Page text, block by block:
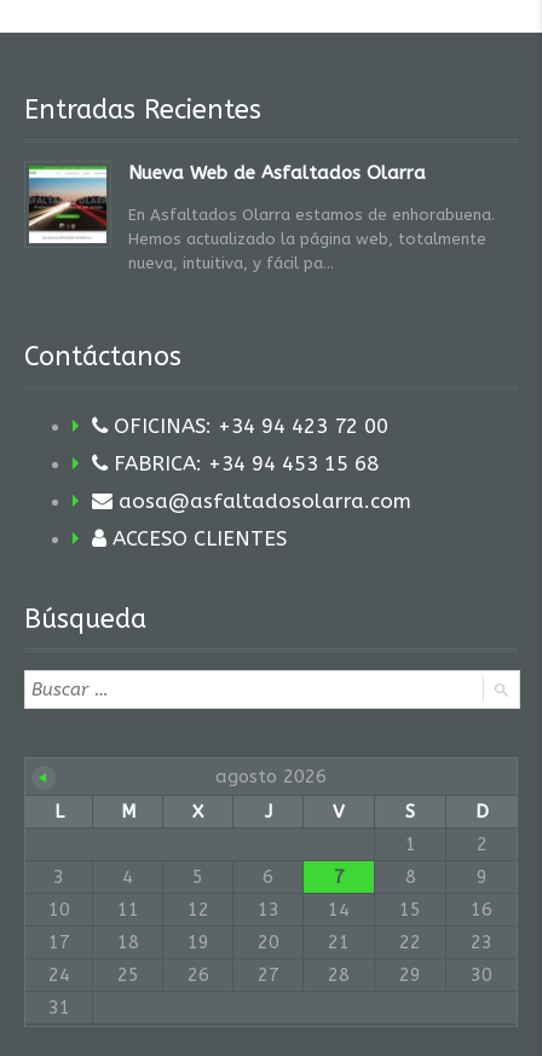
Entradas Recientes
Nueva Web de Asfaltados Olarra
En Asfaltados Olarra estamos de enhorabuena.
Hemos actualizado la página web, totalmente
nueva, intuitiva, y fácil pa
Contáctanos
OFICINAS: +34 94 423 72 00
FABRICA: +34 94 453 15 68
aosa@asfaltadosolarra.com
ACCESO CLIENTES
Búsqueda
agosto 2026
L
M X J V S
D
1
2
3
4 5 6 7 8
9
10
11 12 13 14 15
16
17
18 19 20 21 22
23
24
25 26 27 28 29
30
31